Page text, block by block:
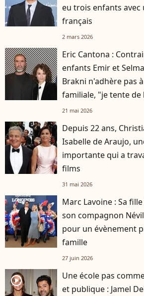
eu trois enfants
français
2 mars 2026
Eric Cantona :
enfants Emir et
Brakni n'adhère pas
familiale, "je tente
d'avis"
21 mai 2026
Depuis 22 ans,
Isabelle de Araujo,
importante qui a
films
31 mai 2026
Marc Lavoine : Sa
son compagnon
pour un évènement
famille
27 juin 2026
player2
Une école pas
et publique : Jamel